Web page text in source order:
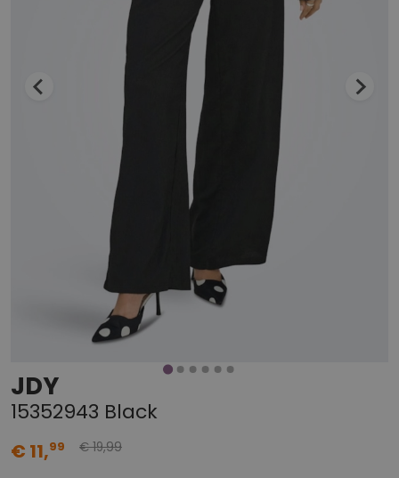
JDY
15352943 Black
€ 11,99 € 19,99